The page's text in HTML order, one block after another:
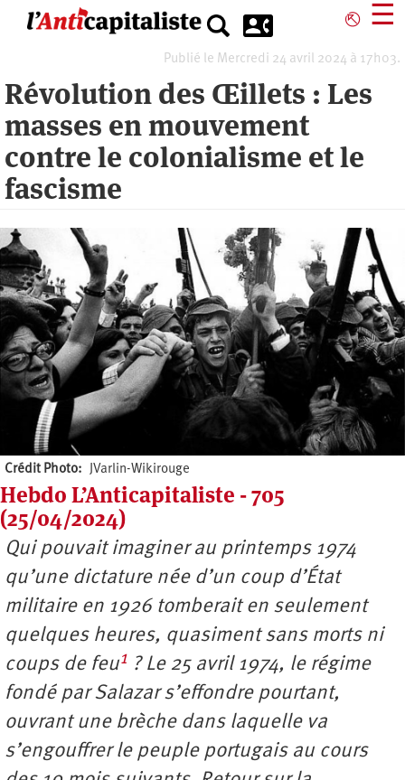
⎋ ☰
Publié le Mercredi 24 avril 2024 à 17h03.
Révolution des Œillets : Les
masses en mouvement
contre le colonialisme et le
fascisme
Crédit Photo JVarlin-Wikirouge
Hebdo L’Anticapitaliste - 705
(25/04/2024)
Qui pouvait imaginer au printemps 1974
qu’une dictature née d’un coup d’État
militaire en 1926 tomberait en seulement
quelques heures, quasiment sans morts ni
coups de feu1 ? Le 25 avril 1974, le régime
fondé par Salazar s’effondre pourtant,
ouvrant une brèche dans laquelle va
s’engouffrer le peuple portugais au cours